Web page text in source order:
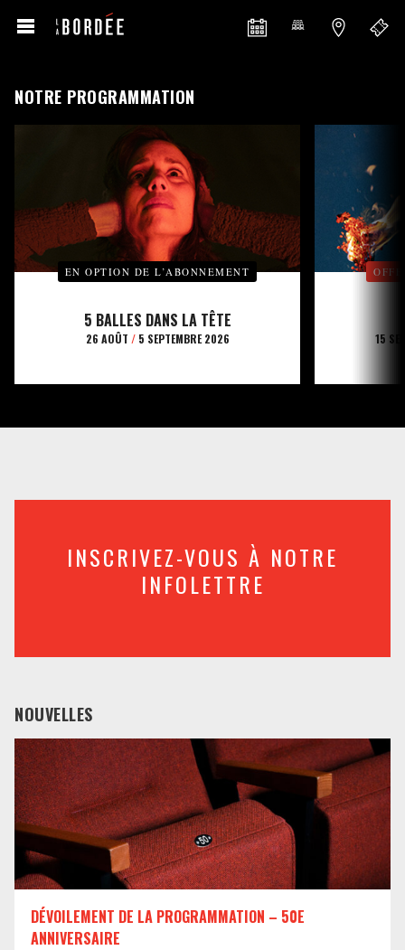
NOTRE PROGRAMMATION
EN OPTION DE L’ABONNEMENT
5 BALLES DANS LA TÊTE
26 AOÛT /5 SEPTEMBRE 2026 15
INSCRIVEZ-VOUS À NOTRE
INFOLETTRE
NOUVELLES
DÉVOILEMENT DE LA PROGRAMMATION – 50E
ANNIVERSAIRE